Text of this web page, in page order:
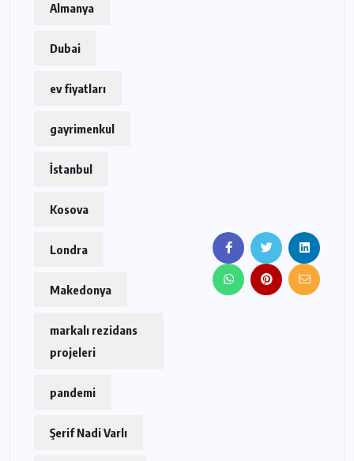
Almanya
Dubai
ev fiyatları
gayrimenkul
İstanbul
Kosova
Londra
Makedonya
markalı rezidans
projeleri
pandemi
Şerif Nadi Varlı